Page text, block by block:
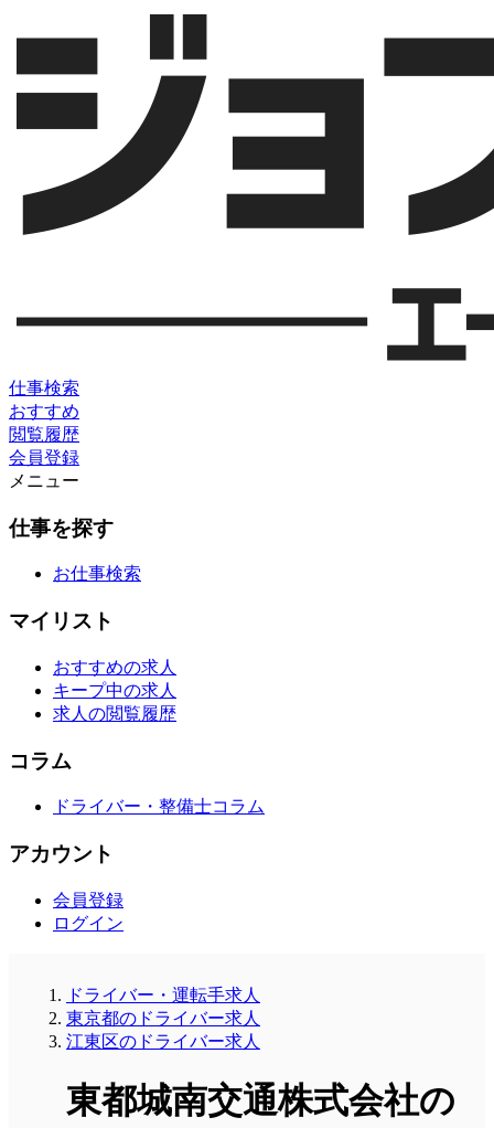
仕事検索
おすすめ
閲覧履歴
会員登録
メニュー
仕事を探す
お仕事検索
マイリスト
おすすめの求人
キープ中の求人
求人の閲覧履歴
コラム
ドライバー・整備士コラム
アカウント
会員登録
ログイン
ドライバー・運転手求人
東京都のドライバー求人
江東区のドライバー求人
東都城南交通株式会社の